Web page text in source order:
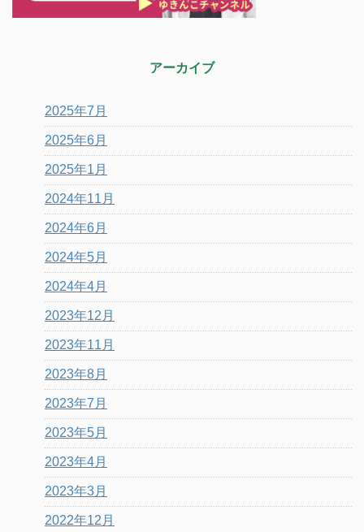
アーカイブ
2025年7月
2025年6月
2025年1月
2024年11月
2024年6月
2024年5月
2024年4月
2023年12月
2023年11月
2023年8月
2023年7月
2023年5月
2023年4月
2023年3月
2022年12月